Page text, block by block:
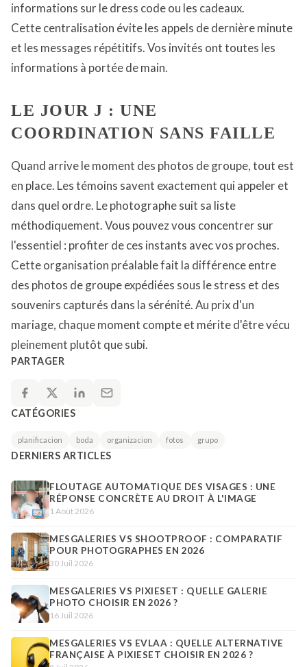
informations sur le dress code ou les cadeaux.
Cette centralisation évite les appels de dernière minute
et les messages répétitifs. Vos invités ont toutes les
informations à portée de main.
LE JOUR J : UNE
COORDINATION SANS FAILLE
Quand arrive le moment des photos de groupe, tout est
en place. Les témoins savent exactement qui appeler et
dans quel ordre. Le photographe suit sa liste
méthodiquement. Vous pouvez vous concentrer sur
l'essentiel : profiter de ces instants avec vos proches.
Cette organisation préalable fait la différence entre
des photos de groupe expédiées sous le stress et des
souvenirs capturés dans la sérénité. Au prix d'un
mariage, chaque moment compte et mérite d'être vécu
pleinement plutôt que subi.
PARTAGER
CATÉGORIES
planificacion boda organizacion fotos grupo
DERNIERS ARTICLES
FLOUTAGE AUTOMATIQUE DES VISAGES : UNE
RÉPONSE CONCRÈTE AU DROIT À L'IMAGE
1 Août 2026
MESGALERIES VS SHOOTPROOF : COMPARATIF
POUR PHOTOGRAPHES EN 2026
30 Juil 2026
MESGALERIES VS PIXIESET : QUELLE GALERIE
PHOTO CHOISIR EN 2026 ?
16 Juil 2026
MESGALERIES VS EVLAA : QUELLE ALTERNATIVE
FRANÇAISE À PIXIESET CHOISIR EN 2026 ?